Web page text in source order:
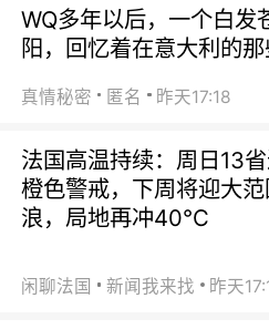
WQ多年以后，一个白发
阳，回忆着在意大利的
真情秘密 匿名 昨天17:18
法国高温持续：周日13
橙色警戒，下周将迎大
浪，局地再冲40℃
闲聊法国 新闻我来找 昨天